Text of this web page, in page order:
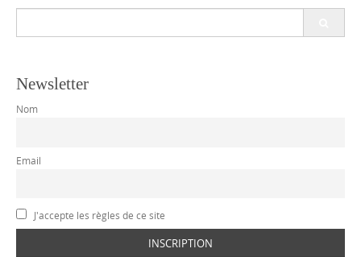
Newsletter
Nom
Email
J'accepte les règles de ce site